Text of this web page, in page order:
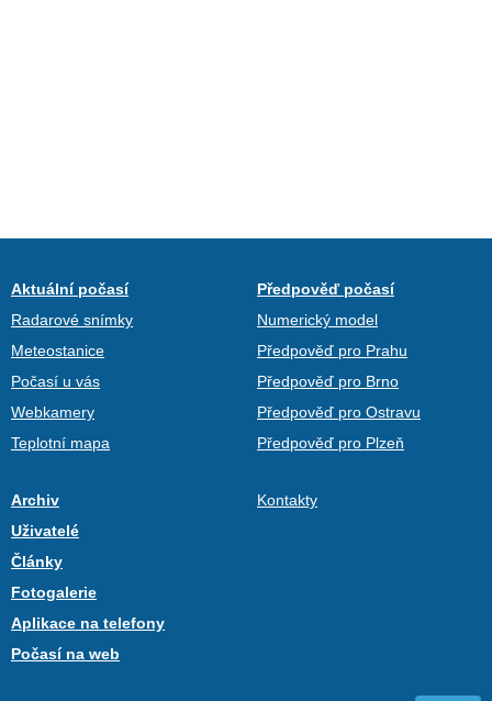
Aktuální počasí
Radarové snímky
Meteostanice
Počasí u vás
Webkamery
Teplotní mapa
Předpověď počasí
Numerický model
Předpověď pro Prahu
Předpověď pro Brno
Předpověď pro Ostravu
Předpověď pro Plzeň
Archiv
Uživatelé
Články
Fotogalerie
Aplikace na telefony
Počasí na web
Kontakty